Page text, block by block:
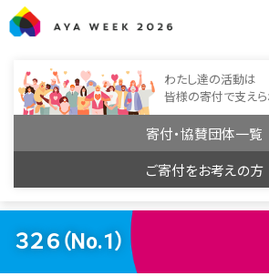
わたし達の活動は
皆様の寄付で支えら
寄付・協賛団体一覧
ご寄付をお考えの方
３２６（No.1）